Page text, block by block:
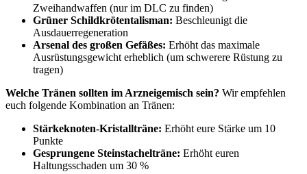
Zweihandwaffen (nur im DLC zu finden)
Grüner Schildkrötentalisman: Beschleunigt die
Ausdauerregeneration
Arsenal des großen Gefäßes: Erhöht das maximale
Ausrüstungsgewicht erheblich (um schwerere Rüstung zu
tragen)
Welche Tränen sollten im Arzneigemisch sein? Wir empfehlen
euch folgende Kombination an Tränen:
Stärkeknoten-Kristallträne: Erhöht eure Stärke um 10
Punkte
Gesprungene Steinstachelträne: Erhöht euren
Haltungsschaden um 30 %